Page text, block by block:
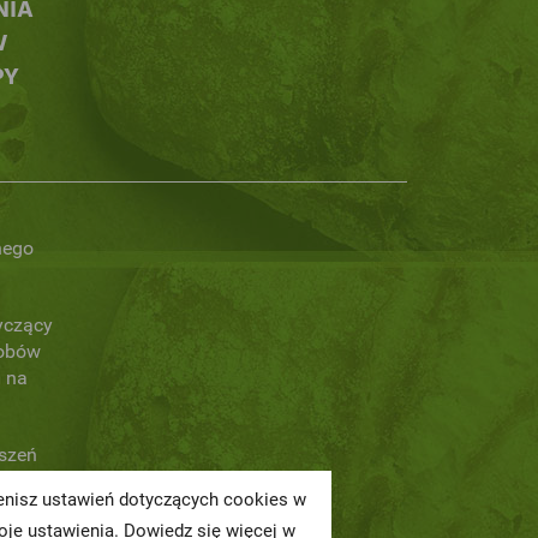
na
ustawień dotyczących cookies w
ustawienia. Dowiedz się więcej w